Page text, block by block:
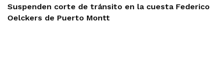
Suspenden corte de tránsito en la cuesta Federico
Oelckers de Puerto Montt